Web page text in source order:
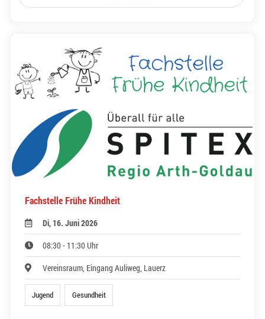
Fachstelle Frühe Kindheit
Di, 16. Juni 2026
08:30 - 11:30 Uhr
Vereinsraum, Eingang Auliweg, Lauerz
Jugend Gesundheit